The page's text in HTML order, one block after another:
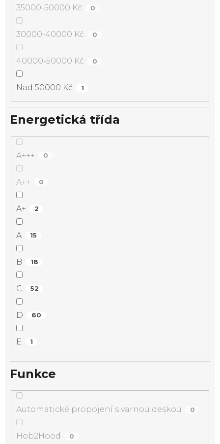
35000-50000 Kč 0
30000-40000 Kč 0
40000-50000 Kč 0
Nad 50000 Kč 1
Energetická třída
A+++ 0
A++ 0
A+ 2
A 15
B 18
C 52
D 60
E 1
Funkce
Automatické propojení s varnou deskou 0
Hob2Hood 0